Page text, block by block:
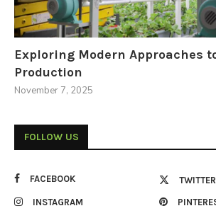
Exploring Modern Approaches
Production
November 7, 2025
FOLLOW US
FACEBOOK TWITTER
INSTAGRAM